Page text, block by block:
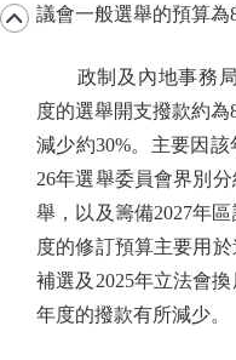
議會一般選舉的預算為
政制及內地事務局
度的選舉開支撥款約
減少約30%。主要因
26年選舉委員會界別
舉，以及籌備2027年
度的修訂預算主要用
補選及2025年立法會
年度的撥款有所減少。